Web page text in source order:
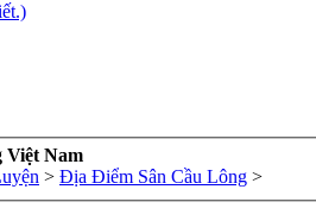
Việt Nam
> Địa Điểm Sân Cầu Lông >